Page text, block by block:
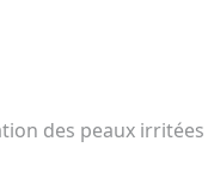
des peaux